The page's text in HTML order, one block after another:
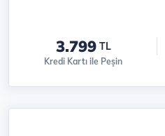
3.799 TL
Kredi Kartı ile Peşin